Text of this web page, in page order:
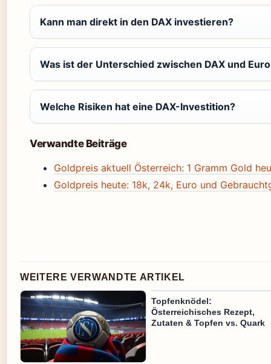
Kann man direkt in den DAX investieren?
Was ist der Unterschied zwischen DAX und
Welche Risiken hat eine DAX-Investition?
Verwandte Beiträge
Goldpreis aktuell Österreich: 1 Gramm Gold
Goldpreis heute: 18k, 24k, Euro und
WEITERE VERWANDTE ARTIKEL
Topfenknödel:
Österreichisches Rezept,
Zutaten & Topfen vs. Quark